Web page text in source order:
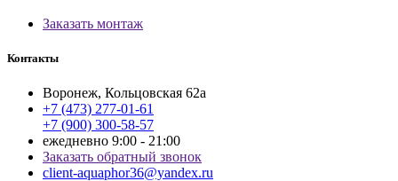
Заказать монтаж
Контакты
Воронеж, Кольцовская 62а
+7 (473) 277-01-61
+7 (900) 300-58-57
ежедневно 9:00 - 21:00
Заказать обратный звонок
client-aquaphor36@yandex.ru